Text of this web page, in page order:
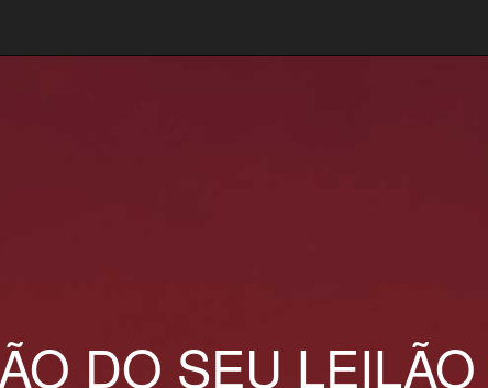
DO SEU LEILÃO